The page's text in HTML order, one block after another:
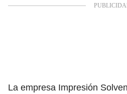
La empresa Impresión